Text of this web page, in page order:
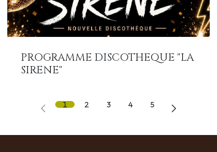
PROGRAMME DISCOTHEQUE "LA
SIRENE"
1 2 3 4 5